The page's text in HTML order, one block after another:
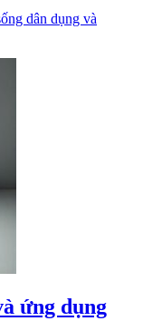
dân dụng và
ứng dụng